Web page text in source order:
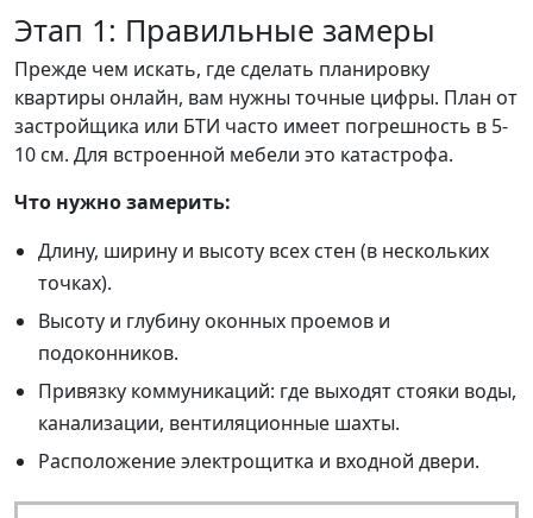
Этап 1: Правильные замеры
Прежде чем искать, где сделать планировку
квартиры онлайн, вам нужны точные цифры. План от
застройщика или БТИ часто имеет погрешность в 5-
10 см. Для встроенной мебели это катастрофа.
Что нужно замерить:
Длину, ширину и высоту всех стен (в нескольких
точках).
Высоту и глубину оконных проемов и
подоконников.
Привязку коммуникаций: где выходят стояки воды,
канализации, вентиляционные шахты.
Расположение электрощитка и входной двери.